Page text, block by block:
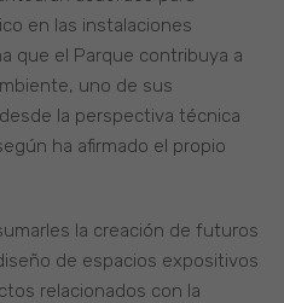
en las instalaciones
que el Parque contribuya a
uno de sus
la perspectiva técnica
ha afirmado el propio
la creación de futuros
de espacios expositivos
relacionados con la